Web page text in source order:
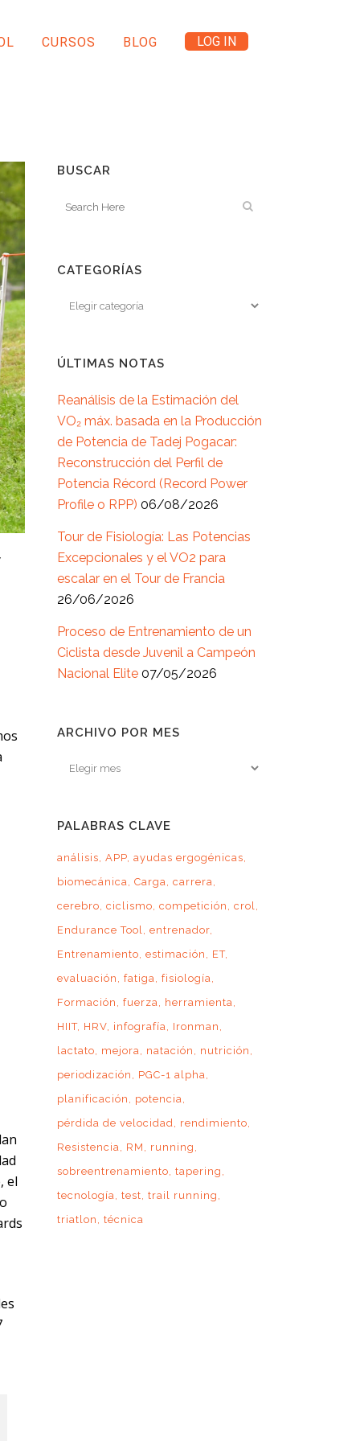
CURSOS BLOG LOG IN
el
BUSCAR
CATEGORÍAS
ÚLTIMAS NOTAS
Reanálisis de la Estimación del
VO₂ máx. basada en la Producción
de Potencia de Tadej Pogacar:
Reconstrucción del Perfil de
Potencia Récord (Record Power
Profile o RPP) 06/08/2026
Tour de Fisiología: Las Potencias
Excepcionales y el VO2 para
escalar en el Tour de Francia
26/06/2026
Proceso de Entrenamiento de un
Ciclista desde Juvenil a Campeón
Nacional Elite 07/05/2026
ARCHIVO POR MES
Archivo
PALABRAS CLAVE
análisis APP ayudas ergogénicas
biomecánica Carga carrera
cerebro ciclismo competición
crol
Endurance Tool entrenador
Entrenamiento estimación
ET
evaluación
fatiga fisiología
Formación
fuerza
herramienta
HIIT HRV infografía
Ironman
lactato
mejora natación
nutrición
periodización
PGC-1 alpha
planificación
potencia
pérdida de velocidad
rendimiento
Resistencia
RM
running
sobreentrenamiento tapering
tecnología test trail running
triatlon
técnica